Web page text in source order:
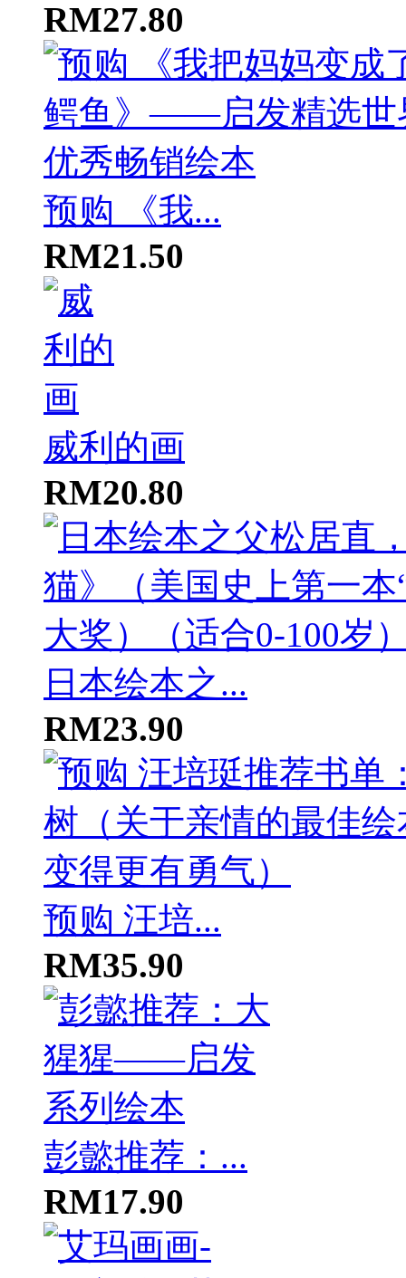
RM27.80
预购 《我...
RM21.50
威利的画
RM20.80
日本绘本之...
RM23.90
预购 汪培...
RM35.90
彭懿推荐：...
RM17.90